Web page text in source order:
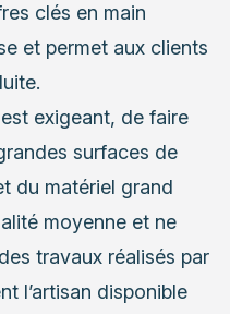
clés en main
et permet aux clients
exigeant, de faire
surfaces de
du matériel grand
moyenne et ne
travaux réalisés par
l’artisan disponible